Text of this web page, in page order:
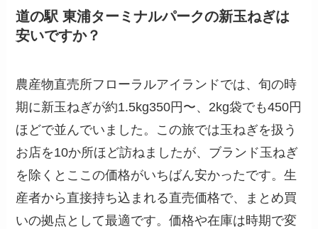
道の駅 東浦ターミナルパークの新玉ねぎは
安いですか？
農産物直売所フローラルアイランドでは、旬の時
期に新玉ねぎが約1.5kg350円〜、2kg袋でも450円
ほどで並んでいました。この旅では玉ねぎを扱う
お店を10か所ほど訪ねましたが、ブランド玉ねぎ
を除くとここの価格がいちばん安かったです。生
産者から直接持ち込まれる直売価格で、まとめ買
いの拠点として最適です。価格や在庫は時期で変